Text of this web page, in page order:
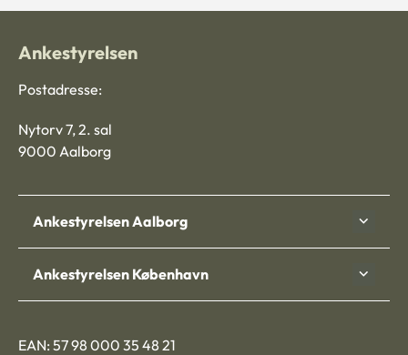
Ankestyrelsen
Postadresse:
Nytorv 7, 2. sal
9000 Aalborg
Ankestyrelsen Aalborg
Ankestyrelsen København
EAN: 57 98 000 35 48 21